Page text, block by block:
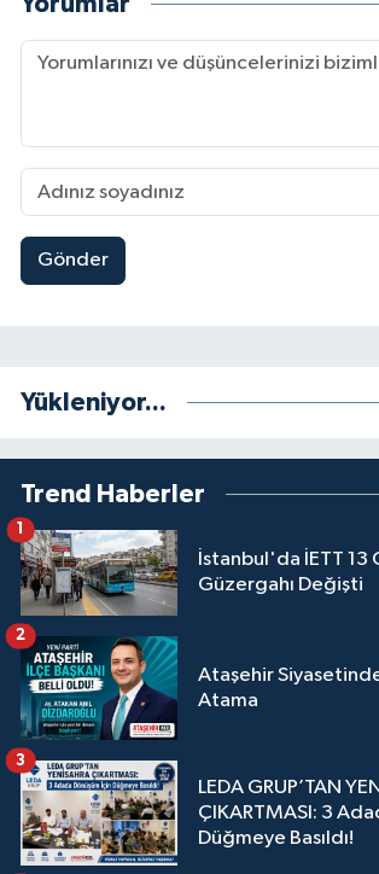
Gönder
Yükleniyor...
Trend Haberler
İstanbul'da İETT 13
Güzergahı Değişti
1
Ataşehir
Atama
2
LEDA GRUP’TAN
ÇIKARTMASI: 3
Düğmeye Basıldı!
3